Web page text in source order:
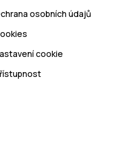
osobních údajů
cookie